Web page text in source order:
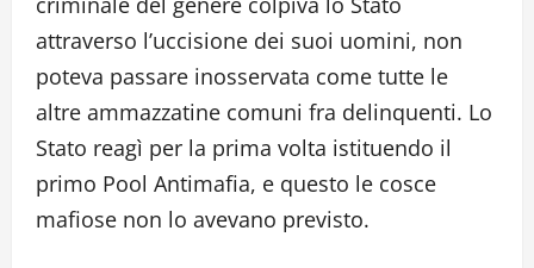
attraverso l’uccisione dei suoi uomini, non
poteva passare inosservata come tutte le
altre ammazzatine comuni fra delinquenti. Lo
Stato reagì per la prima volta istituendo il
primo Pool Antimafia, e questo le cosce
mafiose non lo avevano previsto.